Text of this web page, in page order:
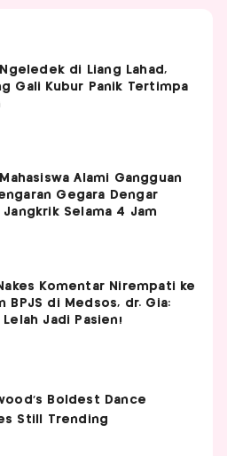
di Liang Lahad,
Gali Kubur Panik Tertimpa
Alami Gangguan
Gegara Dengar
Jangkrik Selama 4 Jam
Komentar Nirempati ke
BPJS di Medsos, dr. Gia:
Lelah Jadi Pasien!